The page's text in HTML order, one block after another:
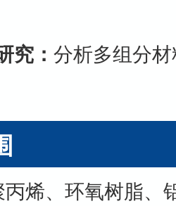
究：分析多组分
烯、环氧树脂、